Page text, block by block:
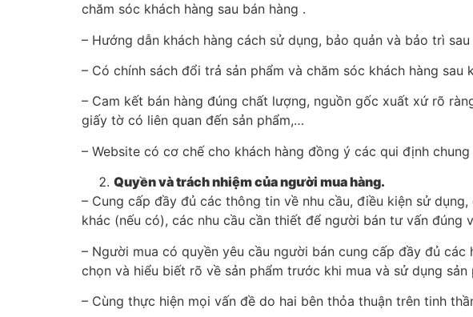
chăm sóc khách hàng sau bán hàng .
– Hướng dẫn khách hàng cách sử dụng, bảo quản và bảo trì
– Có chính sách đổi trả sản phẩm và chăm sóc khách hàng sau
– Cam kết bán hàng đúng chất lượng, nguồn gốc xuất xứ rõ
giấy tờ có liên quan đến sản phẩm,…
– Website có cơ chế cho khách hàng đồng ý các qui định
Quyền và trách nhiệm của người mua
– Cung cấp đầy đủ các thông tin về nhu cầu, điều kiện sử
khác (nếu có), các nhu cầu cần thiết để người bán tư vấn đúng
– Người mua có quyền yêu cầu người bán cung cấp đầy đủ
chọn và hiểu biết rõ về sản phẩm trước khi mua và sử dụng sản
– Cùng thực hiện mọi vấn đề do hai bên thỏa thuận trên tinh